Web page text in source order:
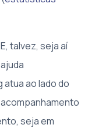
talvez, seja aí
ao lado do
seja em